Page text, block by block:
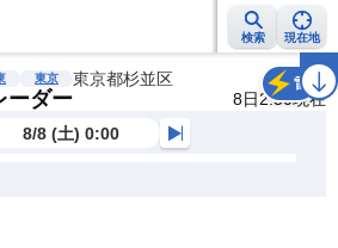
検索 現在地
地震情報 警報・注意報 2週間天気 ラ
東京 東京都杉並区
ーダー 8日2:50現在
雷
8/8 (土) 0:00